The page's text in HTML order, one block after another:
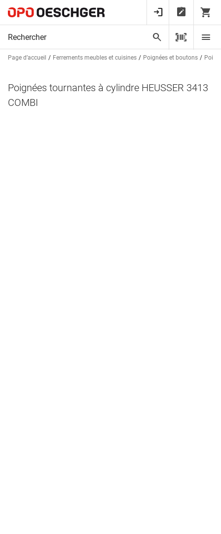
Page d’accueil Ferrements meubles et cuisines Poignées et boutons
Poignées tournantes à cylindre HEUSSER 3413
COMBI